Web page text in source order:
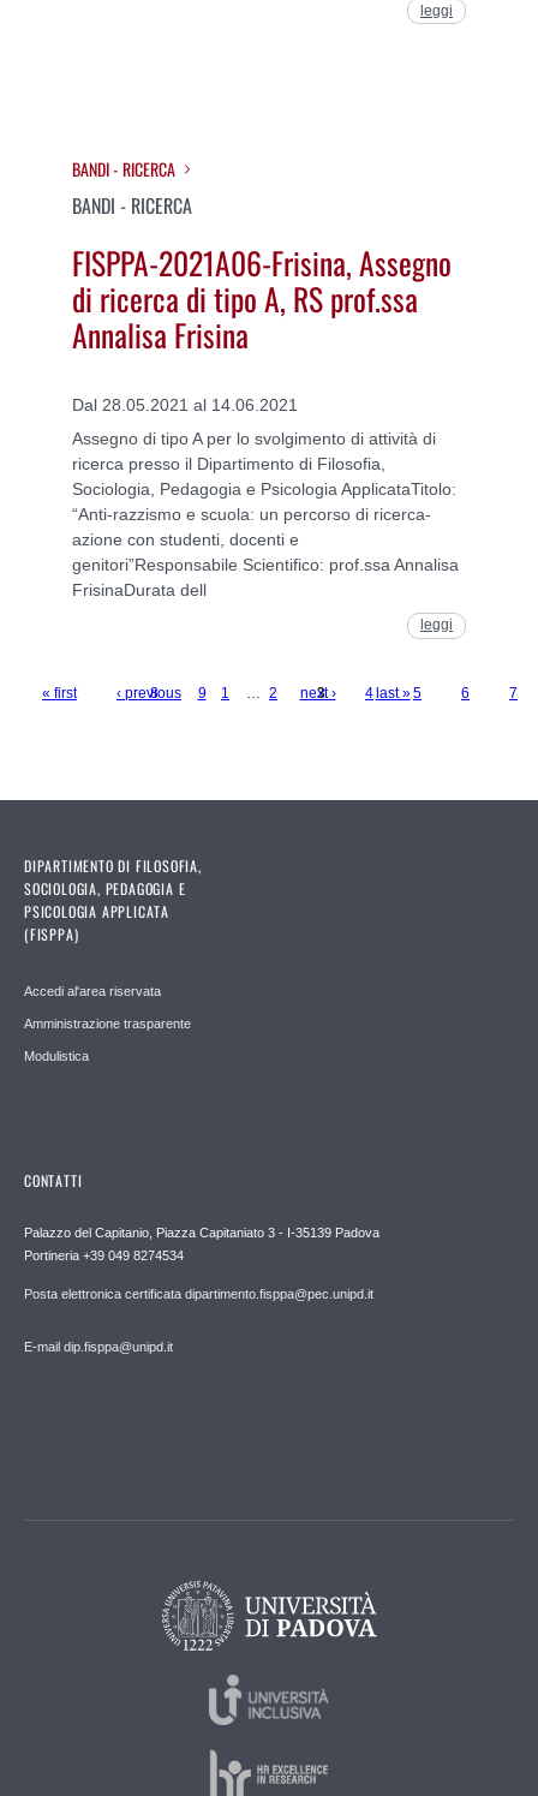
leggi
BANDI - RICERCA
BANDI - RICERCA
FISPPA-2021A06-Frisina, Assegno
di ricerca di tipo A, RS prof.ssa
Annalisa Frisina
Dal 28.05.2021 al 14.06.2021
Assegno di tipo A per lo svolgimento di attività di
ricerca presso il Dipartimento di Filosofia,
Sociologia, Pedagogia e Psicologia ApplicataTitolo:
“Anti-razzismo e scuola: un percorso di ricerca-
azione con studenti, docenti e
genitori”Responsabile Scientifico: prof.ssa Annalisa
FrisinaDurata dell
leggi
« first ‹ previous 1 2 3 4 5 6 7
8 9 next › last »
DIPARTIMENTO DI FILOSOFIA,
SOCIOLOGIA, PEDAGOGIA E
PSICOLOGIA APPLICATA
(FISPPA)
Accedi al'area riservata
Amministrazione trasparente
Modulistica
CONTATTI
Palazzo del Capitanio, Piazza Capitaniato 3 - I-35139 Padova
Portineria +39 049 8274534
Posta elettronica certificata dipartimento.fisppa@pec.unipd.it
E-mail dip.fisppa@unipd.it